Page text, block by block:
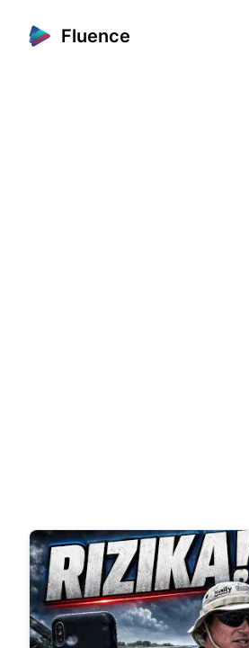
Fluence